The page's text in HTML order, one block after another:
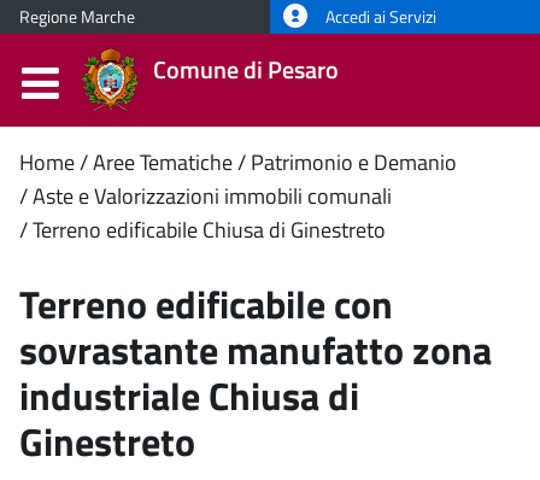
Regione Marche Accedi ai Servizi
Comune di Pesaro
Contenuto
principale
Home Aree Tematiche Patrimonio e Demanio
Aste e Valorizzazioni immobili comunali
Terreno edificabile Chiusa di Ginestreto
Terreno edificabile con
sovrastante manufatto zona
industriale Chiusa di
Ginestreto